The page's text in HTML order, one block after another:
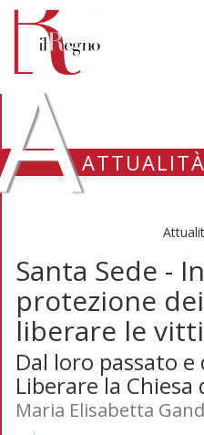
ATTUALITÀ
Santa Sede -
protezione
liberare le
Dal loro passato
Liberare la Chiesa
Maria Elisabetta